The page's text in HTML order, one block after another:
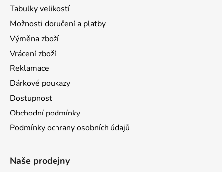
Tabulky velikostí
Možnosti doručení a platby
Výměna zboží
Vrácení zboží
Reklamace
Dárkové poukazy
Dostupnost
Obchodní podmínky
Podmínky ochrany osobních údajů
Naše prodejny